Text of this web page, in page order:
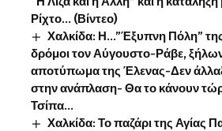
Ρίχτο… (Βίντεο)
Χαλκίδα: Η…”Έξυπνη Πόλη”
δρόμοι τον Αύγουστο-Ράβε,
αποτύπωμα της Έλενας-Δεν
στην ανάπλαση- Θα το κάνουν
Τσίπα…
Χαλκίδα: Το παζάρι της Αγίας